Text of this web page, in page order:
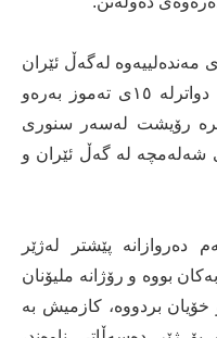
مەندەلییەوە لەگەڵ ئێران
لە پارێزگای دیالەوە دەستی پێکرد، دواترلە ١٥ی تەموز بەرەو
رۆیشت لەسەر سنوری
شەلەمچە لە گەڵ ئێران و
پێشتر لەژێر
بووە و رۆژانە ملیۆنان
خۆیان بردووە، کازمیش بە